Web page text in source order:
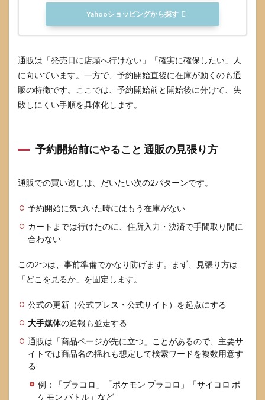
もで
べる
遊び
難し
6.4
発売
日に
つか
らな
どう
7
参考
にし
Yahooショッピングから探す
通販は「発売日に店頭へ行けない」「確実に確保したい」人
に向いています。一方で、予約開始直後に在庫が動くのも通
販の特徴です。ここでは、予約開始前と開始後に分けて、失
敗しにくい手順を具体化します。
予約開始前にやること 通販の見張り方
通販での買い逃しは、だいたい次の2パターンです。
予約開始に気づいた時にはもう在庫がない
カートまでは行けたのに、住所入力・決済で手間取り間に
合わない
この2つは、事前準備でかなり防げます。まず、見張り方は
「どこを見るか」を固定します。
公式の更新（公式プレス・公式サイト）を起点にする
大手媒体の追報も並走する
通販は「商品ページが先に立つ」ことがあるので、主要サ
イトでは商品名の揺れも想定して検索ワードを複数用意す
る
例：「プラコロ」「ポケモン プラコロ」「サイコロ ポ
ケモン バトル」など